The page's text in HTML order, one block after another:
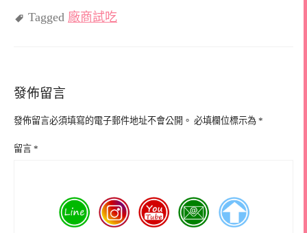
Tagged 廠商試吃
發佈留言
發佈留言必須填寫的電子郵件地址不會公開。 必填欄位標示為 *
留言 *